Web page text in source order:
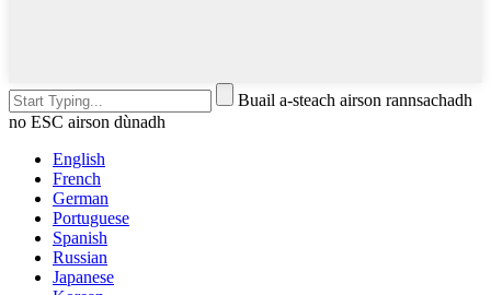
Buail a-steach airson rannsachadh
no ESC airson dùnadh
English
French
German
Portuguese
Spanish
Russian
Japanese